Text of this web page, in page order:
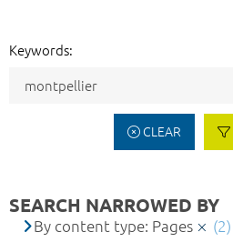
Keywords:
CLEAR
SEARCH NARROWED BY
By content type: Pages
(2)